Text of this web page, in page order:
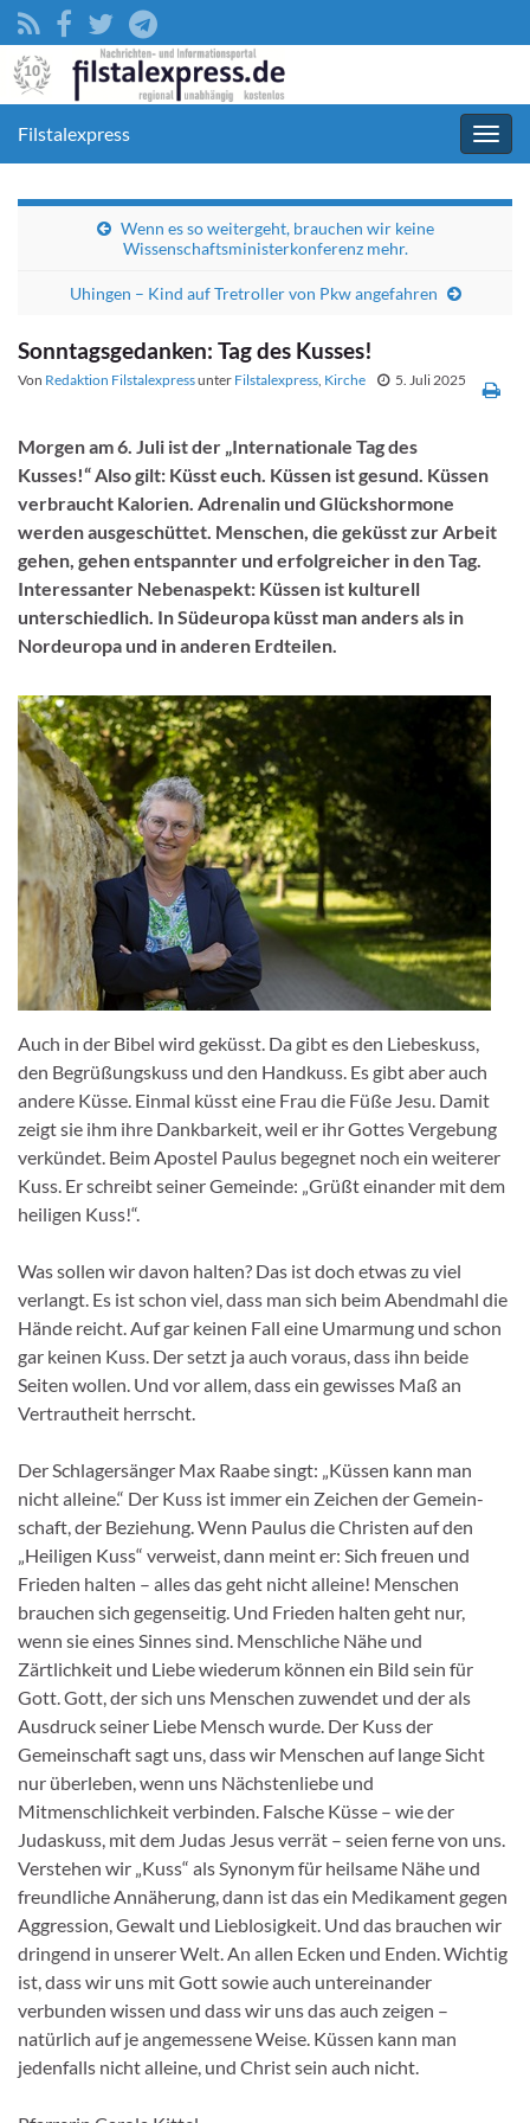
Filstalexpress
Wenn es so weitergeht, brauchen wir keine
Wissenschaftsministerkonferenz mehr.
Uhingen – Kind auf Tretroller von Pkw angefahren
Sonntagsgedanken: Tag des Kusses!
Von Redaktion Filstalexpressunter Filstalexpress, Kirche 5. Juli 2025
Morgen am 6. Juli ist der „Internationale Tag des
Kusses!“ Also gilt: Küsst euch. Küssen ist gesund. Küssen
verbraucht Kalorien. Adrenalin und Glückshormone
werden ausgeschüttet. Menschen, die geküsst zur Arbeit
gehen, gehen entspannter und erfolgreicher in den Tag.
Interessanter Nebenaspekt: Küssen ist kulturell
unterschiedlich. In Südeuropa küsst man anders als in
Nordeuropa und in anderen Erdteilen.
Auch in der Bibel wird geküsst. Da gibt es den Liebeskuss,
den Begrüßungskuss und den Handkuss. Es gibt aber auch
andere Küsse. Einmal küsst eine Frau die Füße Jesu. Damit
zeigt sie ihm ihre Dankbarkeit, weil er ihr Gottes Vergebung
verkündet. Beim Apostel Paulus begegnet noch ein weiterer
Kuss. Er schreibt seiner Gemeinde: „Grüßt einander mit dem
heiligen Kuss!“.
Was sollen wir davon halten? Das ist doch etwas zu viel
verlangt. Es ist schon viel, dass man sich beim Abendmahl die
Hände reicht. Auf gar keinen Fall eine Umarmung und schon
gar keinen Kuss. Der setzt ja auch voraus, dass ihn beide
Seiten wollen. Und vor allem, dass ein gewisses Maß an
Vertrautheit herrscht.
Der Schlager­sänger Max Raabe singt: „Küssen kann man
nicht alleine.“ Der Kuss ist immer ein Zeichen der Gemein­
schaft, der Beziehung. Wenn Paulus die Christen auf den
„Heiligen Kuss“ verweist, dann meint er: Sich freuen und
Frieden halten – alles das geht nicht alleine! Menschen
brauchen sich gegenseitig. Und Frieden halten geht nur,
wenn sie eines Sinnes sind. Menschliche Nähe und
Zärtlichkeit und Liebe wiederum können ein Bild sein für
Gott. Gott, der sich uns Menschen zuwendet und der als
Ausdruck seiner Liebe Mensch wurde. Der Kuss der
Gemeinschaft sagt uns, dass wir Menschen auf lange Sicht
nur überleben, wenn uns Nächstenliebe und
Mitmenschlichkeit verbinden. Falsche Küsse – wie der
Judaskuss, mit dem Judas Jesus verrät – seien ferne von uns.
Verstehen wir „Kuss“ als Synonym für heilsame Nähe und
freundliche Annäherung, dann ist das ein Medikament gegen
Aggression, Gewalt und Lieblosigkeit. Und das brauchen wir
dringend in unserer Welt. An allen Ecken und Enden. Wichtig
ist, dass wir uns mit Gott sowie auch unter­einander
verbunden wissen und dass wir uns das auch zeigen –
natürlich auf je angemessene Weise. Küssen kann man
jedenfalls nicht alleine, und Christ sein auch nicht.